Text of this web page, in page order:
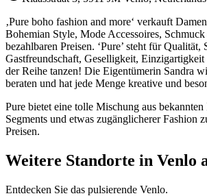
‚Pure boho fashion and more‘ verkauft
Bohemian Style, Mode Accessoires,
bezahlbaren Preisen. ‘Pure’ steht für Qualität,
Gastfreundschaft, Geselligkeit, Einzigartigkeit
der Reihe tanzen! Die Eigentümerin Sandra
beraten und hat jede Menge kreative und
Pure bietet eine tolle Mischung aus bekannten
Segments und etwas zugänglicherer Fashion
Preisen.
Weitere Standorte in Venlo
Entdecken Sie das pulsierende Venlo.